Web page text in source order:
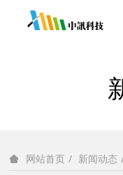
网站首页 新闻动态